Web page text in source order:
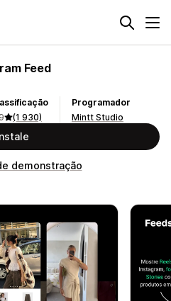
Feed
(1 930)
Programador
Mintt Studio
demonstração